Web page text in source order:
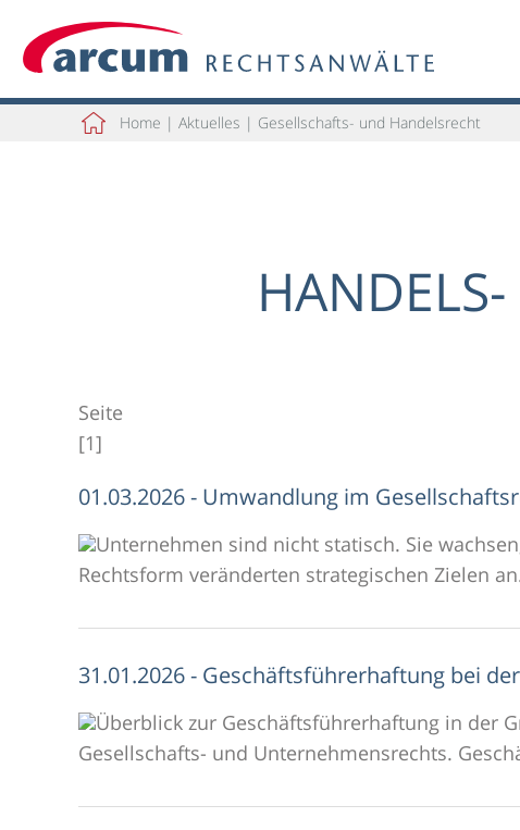
Home | Aktuelles | Gesellschafts- und Handelsrecht
Seite
[1]
01.03.2026 - Umwandlung im
Unternehmen sind nicht statisch. Sie
Rechtsform veränderten strategischen Zielen
31.01.2026 - Geschäftsführerhaftung bei
Überblick zur Geschäftsführerhaftung in der
Gesellschafts- und Unternehmensrechts.